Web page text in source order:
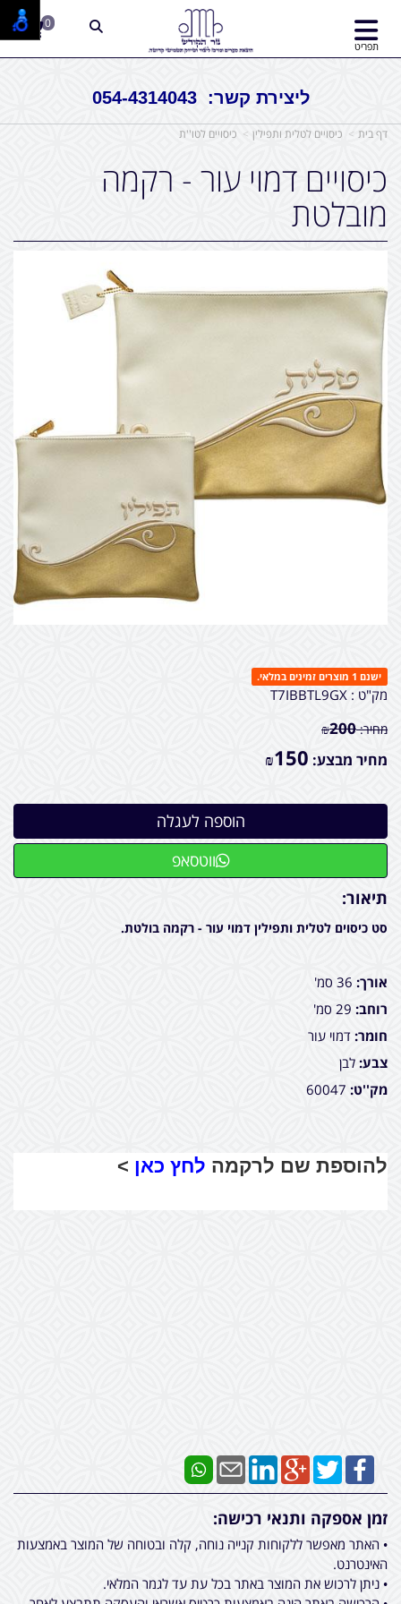
ליצירת קשר: 054-4314043
תפריט
0
דף בית כיסויים לטלית ותפילין כיסויים לטו''ת
כיסויים דמוי עור - רקמה
מובלטת
ישנם 1 מוצרים זמינים במלאי.
מק"ט : T7IBBTL9GX
מחיר: ₪200
מחיר מבצע: ₪150
ווטסאפ
תיאור:
סט כיסוים לטלית ותפילין דמוי עור - רקמה בולטת.
אורך: 36 סמ'
רוחב:
חומר: דמוי עור
צבע: לבן
מק''ט:
להוספת שם לרקמה לחץ כאן >
זמן אספקה ותנאי רכישה:
• האתר מאפשר ללקוחות קנייה נוחה, קלה ובטוחה של המוצר באמצעות
האינטרנט.
• ניתן לרכוש את המוצר באתר בכל עת עד לגמר המלאי.